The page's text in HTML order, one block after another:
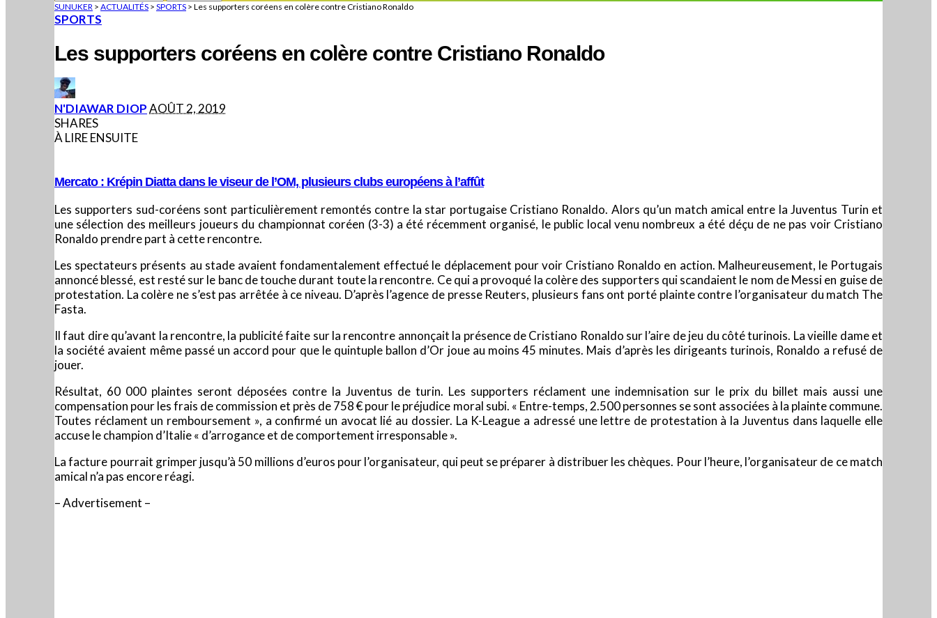
SUNUKER > ACTUALITÉS > SPORTS > Les supporters coréens en colère contre Cristiano Ronaldo
SPORTS
Les supporters coréens en colère contre Cristiano Ronaldo
POSTED
BY
N'DIAWAR DIOPAOÛT 2, 2019
SHARES
À LIRE ENSUITE
Mercato : Krépin Diatta dans le viseur de l’OM, plusieurs clubs européens à l’affût
Les supporters sud-coréens sont particulièrement remontés contre la star portugaise Cristiano Ronaldo. Alors qu’un match amical entre la Juventus Turin et
une sélection des meilleurs joueurs du championnat coréen (3-3) a été récemment organisé, le public local venu nombreux a été déçu de ne pas voir Cristiano
Ronaldo prendre part à cette rencontre.
Les spectateurs présents au stade avaient fondamentalement effectué le déplacement pour voir Cristiano Ronaldo en action. Malheureusement, le Portugais
annoncé blessé, est resté sur le banc de touche durant toute la rencontre. Ce qui a provoqué la colère des supporters qui scandaient le nom de Messi en guise de
protestation. La colère ne s’est pas arrêtée à ce niveau. D’après l’agence de presse Reuters, plusieurs fans ont porté plainte contre l’organisateur du match The
Fasta.
Il faut dire qu’avant la rencontre, la publicité faite sur la rencontre annonçait la présence de Cristiano Ronaldo sur l’aire de jeu du côté turinois. La vieille dame et
la société avaient même passé un accord pour que le quintuple ballon d’Or joue au moins 45 minutes. Mais d’après les dirigeants turinois, Ronaldo a refusé de
jouer.
Résultat, 60 000 plaintes seront déposées contre la Juventus de turin. Les supporters réclament une indemnisation sur le prix du billet mais aussi une
compensation pour les frais de commission et près de 758 € pour le préjudice moral subi. « Entre-temps, 2.500 personnes se sont associées à la plainte commune.
Toutes réclament un remboursement », a confirmé un avocat lié au dossier. La K-League a adressé une lettre de protestation à la Juventus dans laquelle elle
accuse le champion d’Italie « d’arrogance et de comportement irresponsable ».
La facture pourrait grimper jusqu’à 50 millions d’euros pour l’organisateur, qui peut se préparer à distribuer les chèques. Pour l’heure, l’organisateur de ce match
amical n’a pas encore réagi.
– Advertisement –